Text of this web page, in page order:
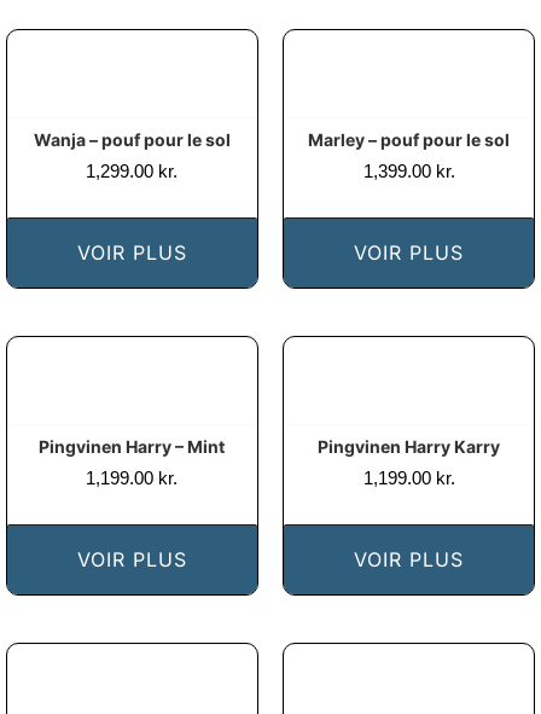
Wanja – pouf pour le sol
1,299.00 kr.
VOIR PLUS
Marley – pouf pour le sol
1,399.00 kr.
VOIR PLUS
Pingvinen Harry – Mint
1,199.00 kr.
VOIR PLUS
Pingvinen Harry Karry
1,199.00 kr.
VOIR PLUS